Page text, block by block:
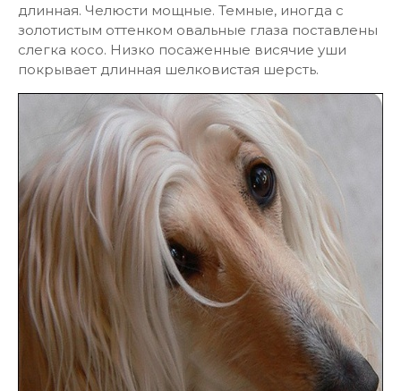
длинная. Челюсти мощные. Темные, иногда с
золотистым оттенком овальные глаза поставлены
слегка косо. Низко посаженные висячие уши
покрывает длинная шелковистая шерсть.